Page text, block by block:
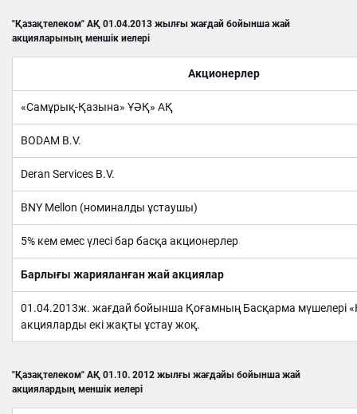
"Қазақтелеком" АҚ 01.04.2013 жылғы жағдай бойынша жай
акцияларының меншік иелері
Акционерлер
«Самұрық-Қазына» ҰӘҚ» АҚ
BODAM B.V.
Deran Services B.V.
BNY Mellon (номиналды ұстаушы)
5% кем емес үлесі бар басқа акционерлер
Барлығы жарияланған жай акциялар
01.04.2013ж. жағдай бойынша Қоғамның Басқарма мүшелері
акцияларды екі жақты ұстау жоқ.
"Қазақтелеком" АҚ 01.10. 2012 жылғы жағдайы бойынша жай
акциялардың меншік иелері